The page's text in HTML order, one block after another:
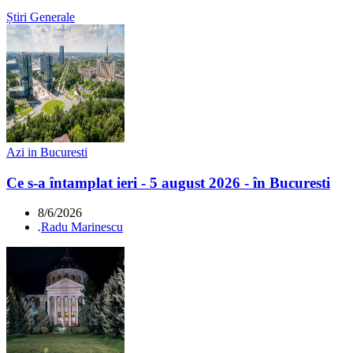
Știri Generale
Azi in Bucuresti
Ce s-a întamplat ieri - 5 august 2026 - în Bucuresti
8/6/2026
.Radu Marinescu